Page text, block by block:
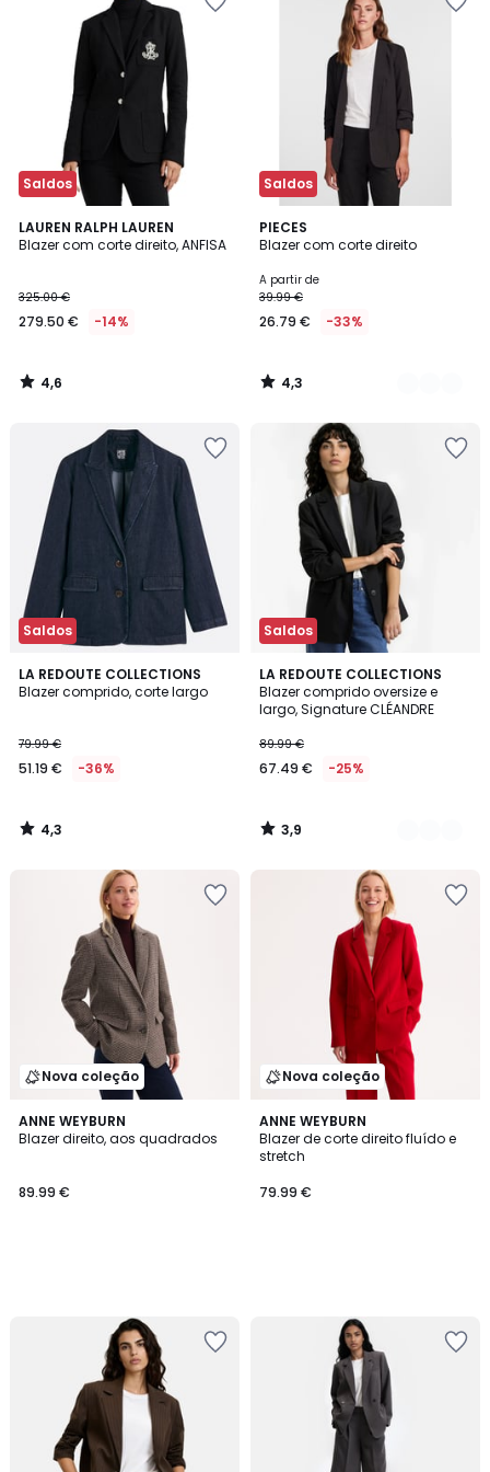
Saldos
LAUREN RALPH LAUREN
Blazer com corte direito, ANFISA
325.00 €
279.50 € -14%
4,6
/ 5
4,6
/
Saldos
PIECES
Blazer com corte direito
A partir de
39.99 €
26.79 € -33%
4,3
/ 5
2
Cores
4,3
/
Saldos
LA REDOUTE COLLECTIONS
Blazer comprido, corte largo
79.99 €
51.19 € -36%
4,3
/ 5
4,3
/
Saldos
LA REDOUTE COLLECTIONS
Blazer comprido oversize e
largo, Signature CLÉANDRE
89.99 €
67.49 € -25%
3,9
/ 5
2
Cores
3,9
/
Nova coleção
ANNE WEYBURN
Blazer direito, aos quadrados
89.99 €
Nova coleção
ANNE WEYBURN
Blazer de corte direito fluído e
stretch
79.99 €